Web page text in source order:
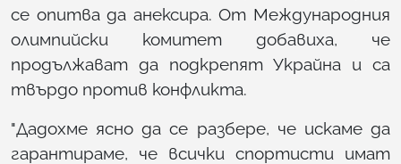
се опитва да анексира. От Международния
олимпийски комитет добавиха, че
продължават да подкрепят Украйна и са
твърдо против конфликта.
"Дадохме ясно да се разбере, че искаме да
гарантираме, че всички спортисти имат